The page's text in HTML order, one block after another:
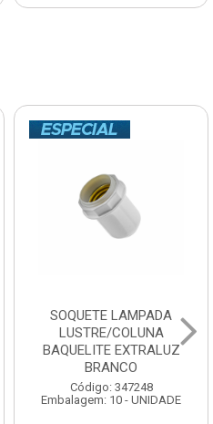
DISCO LIXA DIS-FLEX
CARBONO GRANITO E
MADEIRA 7” 60
Código: 123200
Embalagem: 10 - UNIDADE